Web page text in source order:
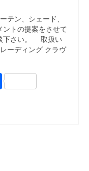
ン、シェード、
トの提案をさせて
下さい。 取扱い
ーディング クラヴ
共